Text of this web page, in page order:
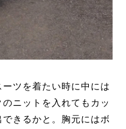
ツを着たい時に中には
ニットを入れてもカッ
きるかと。胸元にはボ